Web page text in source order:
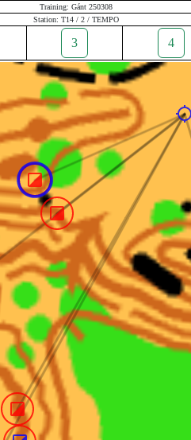
Training: Gánt 250308
Station: T14 / 2 / TEMPO
3 4